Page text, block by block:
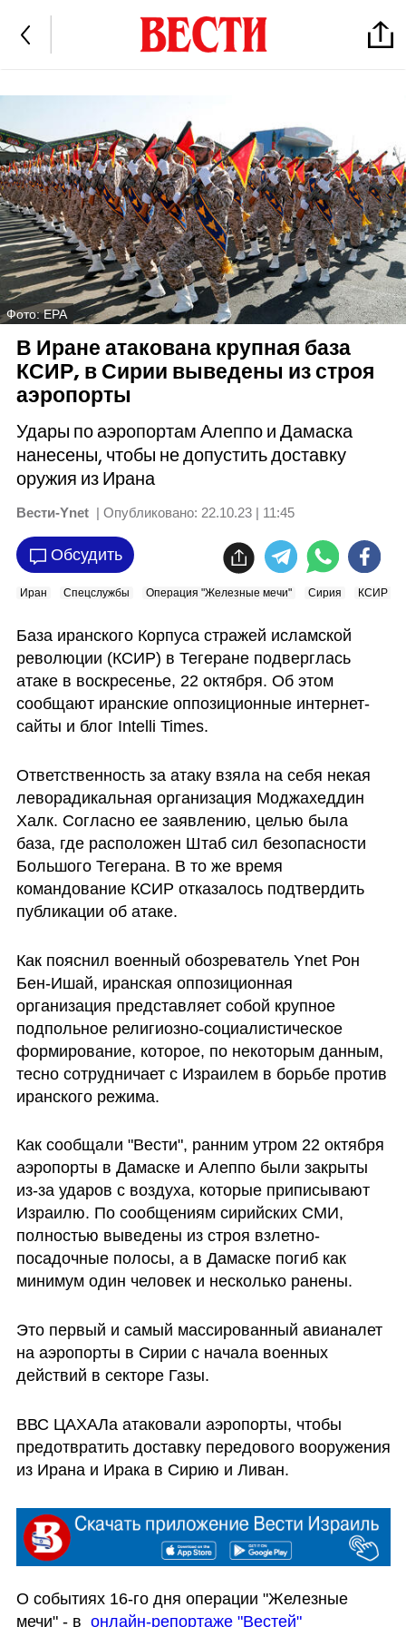
Фото: EPA
В Иране атакована крупная база
КСИР, в Сирии выведены из строя
аэропорты
Удары по аэропортам Алеппо и Дамаска
нанесены, чтобы не допустить доставку
оружия из Ирана
Вести-Ynet | Опубликовано: 22.10.23 | 11:45
Обсудить
Иран Спецслужбы Операция "Железные мечи" Сирия КСИР
База иранского Корпуса стражей исламской
революции (КСИР) в Тегеране подверглась
атаке в воскресенье, 22 октября. Об этом
сообщают иранские оппозиционные интернет-
сайты и блог Intelli Times.
Ответственность за атаку взяла на себя некая
леворадикальная организация Моджахеддин
Халк. Согласно ее заявлению, целью была
база, где расположен Штаб сил безопасности
Большого Тегерана. В то же время
командование КСИР отказалось подтвердить
публикации об атаке.
Как пояснил военный обозреватель Ynet Рон
Бен-Ишай, иранская оппозиционная
организация представляет собой крупное
подпольное религиозно-социалистическое
формирование, которое, по некоторым данным,
тесно сотрудничает с Израилем в борьбе против
иранского режима.
Как сообщали "Вести", ранним утром 22 октября
аэропорты в Дамаске и Алеппо были закрыты
из-за ударов с воздуха, которые приписывают
Израилю. По сообщениям сирийских СМИ,
полностью выведены из строя взлетно-
посадочные полосы, а в Дамаске погиб как
минимум один человек и несколько ранены.
Это первый и самый массированный авианалет
на аэропорты в Сирии с начала военных
действий в секторе Газы.
ВВС ЦАХАЛа атаковали аэропорты, чтобы
предотвратить доставку передового вооружения
из Ирана и Ирака в Сирию и Ливан.
О событиях 16-го дня операции "Железные
мечи" - в онлайн-репортаже "Вестей"